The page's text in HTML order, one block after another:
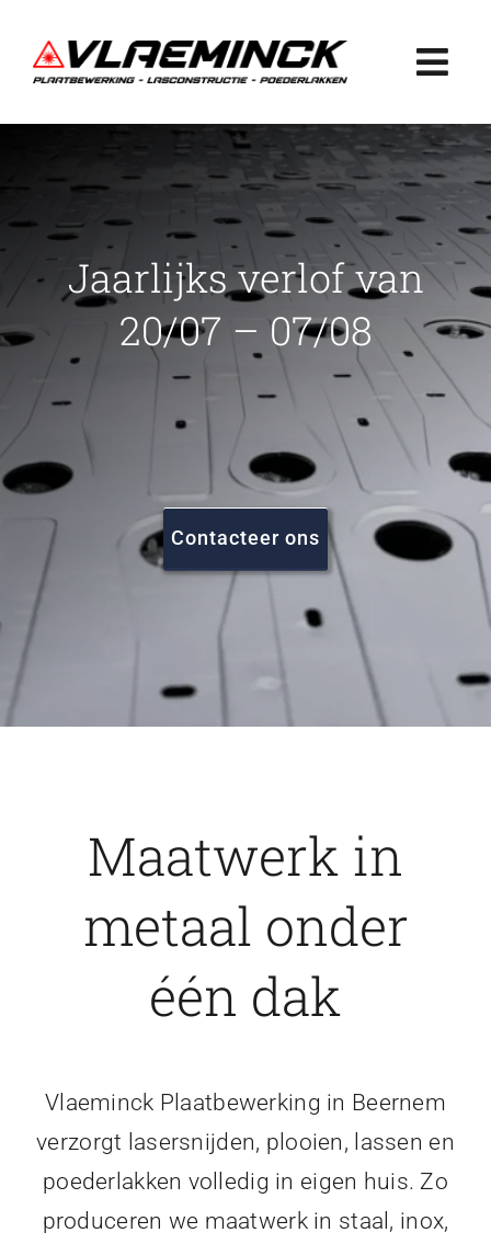
naar
inhoud
Plaatbewerking
Lasconstructie
Poederlakken
Projecten
FAQ
Vacatures
Jaarlijks verlof van
20/07 – 07/08
Contacteer ons
Maatwerk in
metaal onder
één dak
Vlaeminck Plaatbewerking in Beernem
verzorgt lasersnijden, plooien, lassen en
poederlakken volledig in eigen huis. Zo
produceren we maatwerk in staal, inox,